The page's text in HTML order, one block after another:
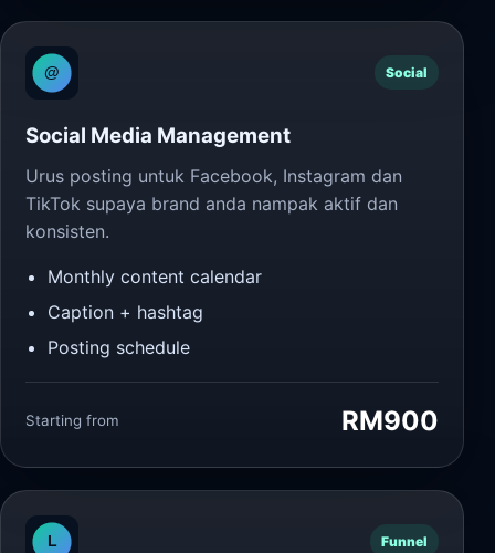
Social
Social Media Management
Urus posting untuk Facebook, Instagram dan
TikTok supaya brand anda nampak aktif dan
konsisten.
Monthly content calendar
Caption + hashtag
Posting schedule
Starting from RM900
Funnel